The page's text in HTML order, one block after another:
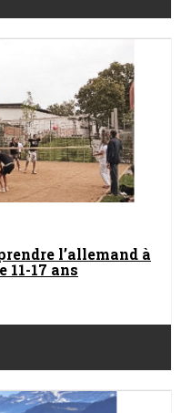
l’allemand à
11-17 ans